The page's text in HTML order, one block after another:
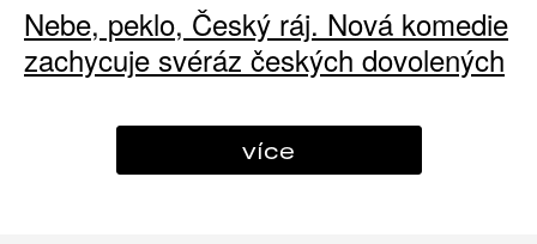
Nebe, peklo, Český ráj. Nová komedie
zachycuje svéráz českých dovolených
více